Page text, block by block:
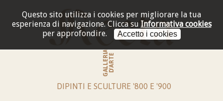
Questo sito utilizza i cookies per migliorare la tua
esperienza di navigazione. Clicca su Informativa cookies
per approfondire.
Accetto i cookies
GALLERIAD'ARTE
DIPINTI E SCULTURE '800 E '900